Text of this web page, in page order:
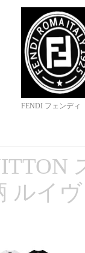
FENDI フェンディ
ルイ